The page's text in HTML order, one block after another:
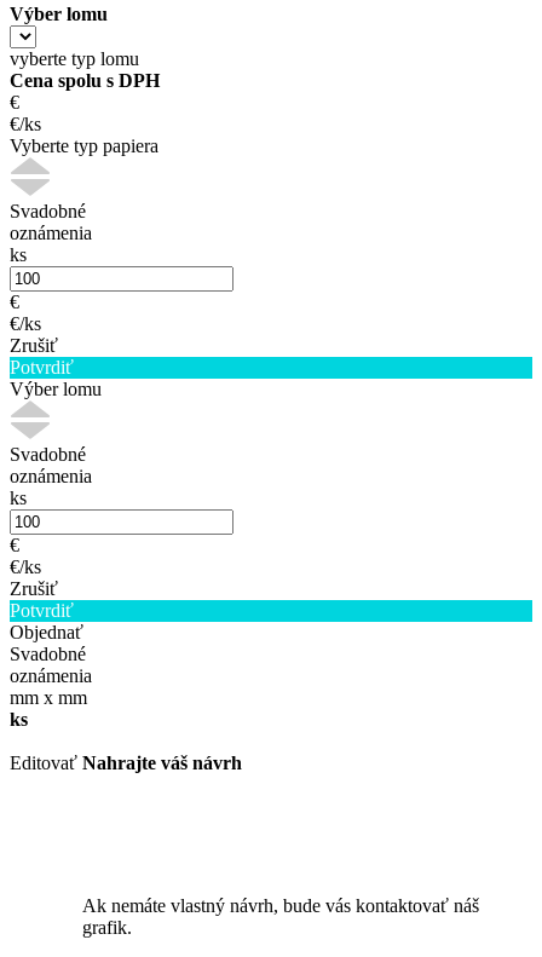
Výber lomu
vyberte typ lomu
Cena spolu s DPH
€
€/ks
Vyberte typ papiera
Svadobné
oznámenia
ks
€
€/ks
Zrušiť
Potvrdiť
Výber lomu
Svadobné
oznámenia
ks
€
€/ks
Zrušiť
Potvrdiť
Objednať
Svadobné
oznámenia
mm x mm
ks
Editovať Nahrajte váš návrh
Ak nemáte vlastný návrh, bude vás kontaktovať náš
grafik.